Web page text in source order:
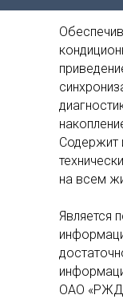
Содержит
на всем
Является
ОАО